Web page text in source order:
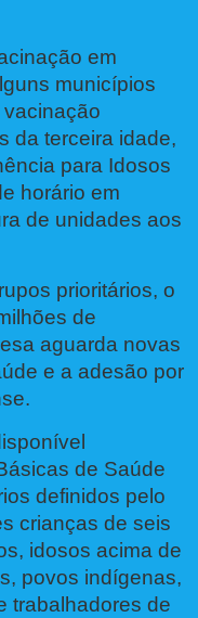
em
municípios
da terceira idade,
para Idosos
horário em
de unidades aos
prioritários, o
de
aguarda novas
e a adesão por
de Saúde
definidos pelo
crianças de seis
idosos acima de
povos indígenas,
trabalhadores de